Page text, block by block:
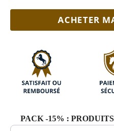
ACHETER
PACK -15% :